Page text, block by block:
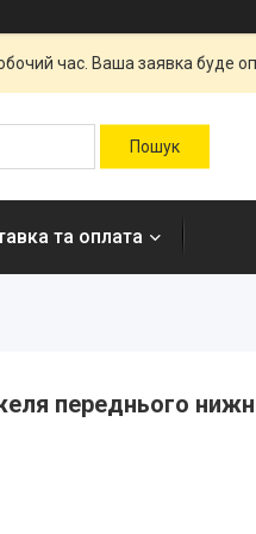
час. Ваша заявка буде
та оплата
переднього